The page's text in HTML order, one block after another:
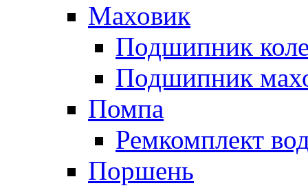
Маховик
Подшипник
Подшипник
Помпа
Ремкомплект
Поршень